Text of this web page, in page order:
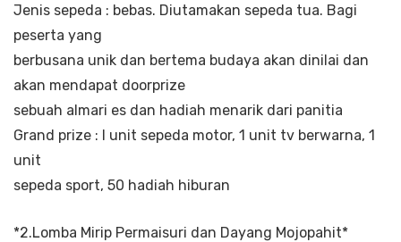
Jenis sepeda : bebas. Diutamakan sepeda tua. Bagi
peserta yang
berbusana unik dan bertema budaya akan dinilai dan
akan mendapat doorprize
sebuah almari es dan hadiah menarik dari panitia
Grand prize : I unit sepeda motor, 1 unit tv berwarna, 1
unit
sepeda sport, 50 hadiah hiburan
*2.Lomba Mirip Permaisuri dan Dayang Mojopahit*